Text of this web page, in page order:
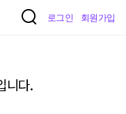
로그인 회원가입
니다.